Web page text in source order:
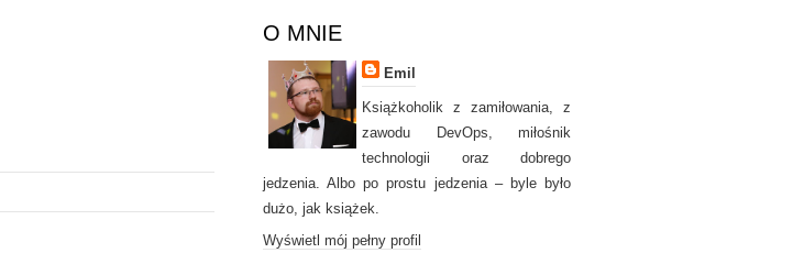
O MNIE
Emil
Książkoholik z zamiłowania, z
zawodu DevOps, miłośnik
technologii oraz dobrego
jedzenia. Albo po prostu jedzenia – byle było
dużo, jak książek.
Wyświetl mój pełny profil